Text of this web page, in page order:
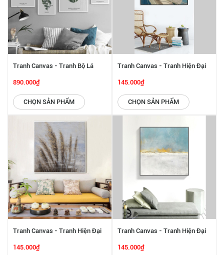
Tranh Canvas - Tranh Bộ Lá
Rừng Nhiệt Đới SGP 2432201
890.000₫
CHỌN SẢN PHẨM
Tranh Canvas - Tranh Hiện Đại
SGP 2332227
145.000₫
CHỌN SẢN PHẨM
Tranh Canvas - Tranh Hiện Đại
SGP 2332226
145.000₫
Tranh Canvas - Tranh Hiện Đại
SGP 2332225
145.000₫